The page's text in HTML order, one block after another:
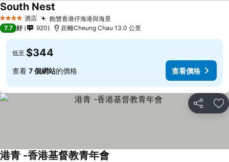
4 星級 酒店 飽覽香港仔海港與海景
South Nest
7.7 好 920 距離Cheung Chau 13.0 公里
低至 $344
查看 7 個網站的價格 查看價格
分享 放
港青 -香港基督教青年會